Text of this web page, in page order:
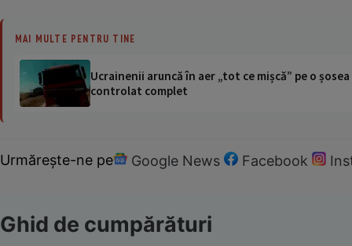
MAI MULTE PENTRU TINE
Ucrainenii aruncă în aer „tot ce mișcă” pe o
controlat complet
Urmărește-ne pe Google News Facebook
Ghid de cumpărături